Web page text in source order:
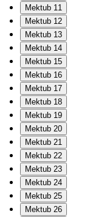
Mektub 11
Mektub 12
Mektub 13
Mektub 14
Mektub 15
Mektub 16
Mektub 17
Mektub 18
Mektub 19
Mektub 20
Mektub 21
Mektub 22
Mektub 23
Mektub 24
Mektub 25
Mektub 26